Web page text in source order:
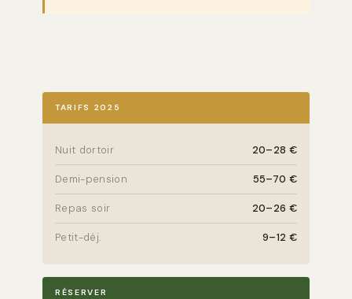
TARIFS 2025
Nuit dortoir 20–28 €
Demi-pension 55–70 €
Repas soir 20–26 €
Petit-déj. 9–12 €
RÉSERVER